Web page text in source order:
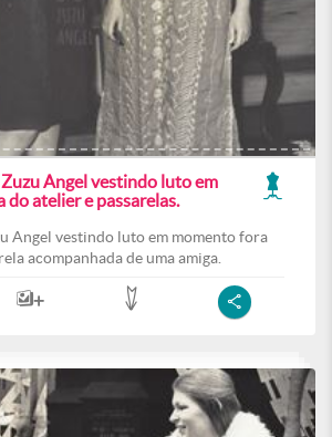
Angel vestindo luto em
do atelier e passarelas.
Angel vestindo luto em momento fora
acompanhada de uma amiga.